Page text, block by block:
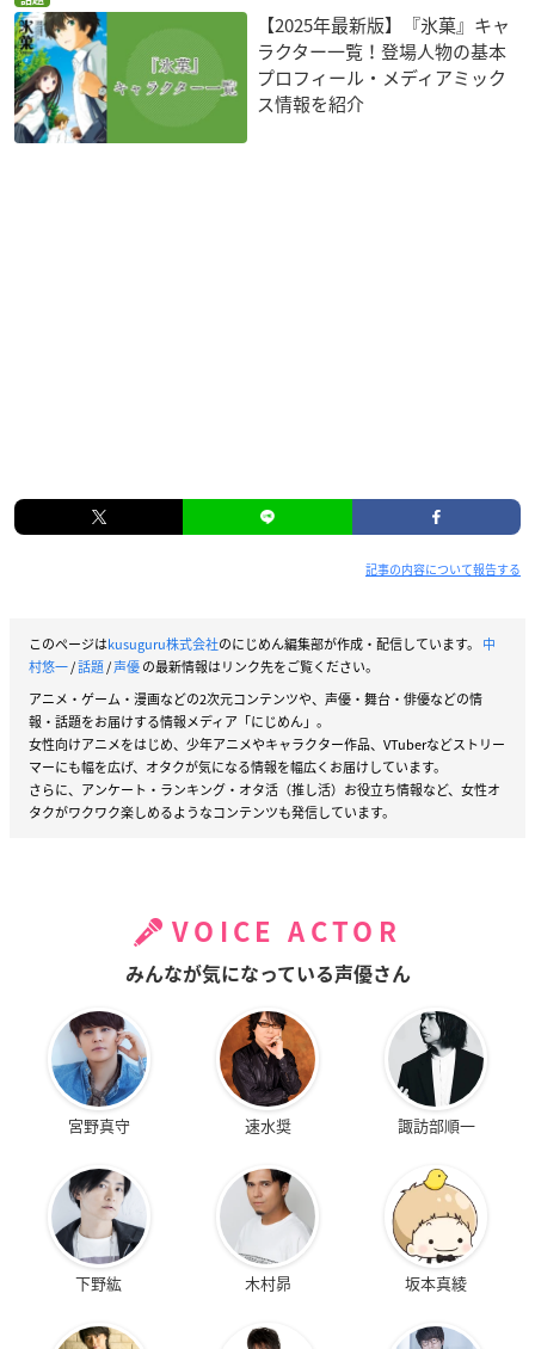
【2025年最新版】『氷菓』キャ
ラクター一覧！登場人物の基本
プロフィール・メディアミック
ス情報を紹介
記事の内容について報告する
このページはkusuguru株式会社のにじめん編集部が作成・配信しています。 中
村悠一/話題/声優の最新情報はリンク先をご覧ください。
アニメ・ゲーム・漫画などの2次元コンテンツや、声優・舞台・俳優などの情
報・話題をお届けする情報メディア「にじめん」。
女性向けアニメをはじめ、少年アニメやキャラクター作品、VTuberなどストリー
マーにも幅を広げ、オタクが気になる情報を幅広くお届けしています。
さらに、アンケート・ランキング・オタ活（推し活）お役立ち情報など、女性オ
タクがワクワク楽しめるようなコンテンツも発信しています。
VOICE ACTOR
みんなが気になっている声優さん
宮野真守 速水奨 諏訪部順一
下野紘 木村昴 坂本真綾